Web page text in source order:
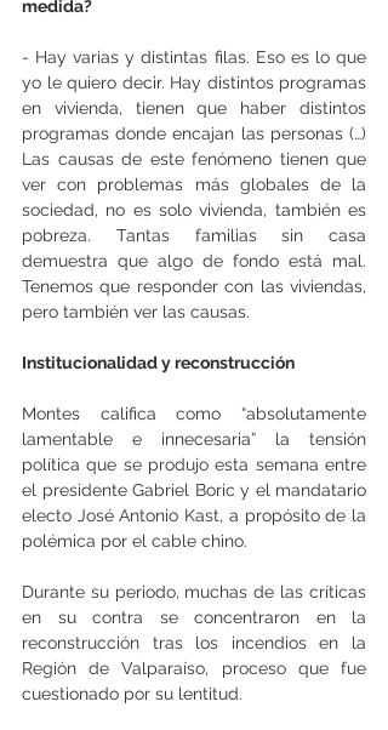
medida?
- Hay varias y distintas filas. Eso es lo que
yo le quiero decir. Hay distintos programas
en vivienda, tienen que haber distintos
programas donde encajan las personas (…)
Las causas de este fenómeno tienen que
ver con problemas más globales de la
sociedad, no es solo vivienda, también es
pobreza. Tantas familias sin casa
demuestra que algo de fondo está mal.
Tenemos que responder con las viviendas,
pero también ver las causas.
Institucionalidad y reconstrucción
Montes califica como “absolutamente
lamentable e innecesaria” la tensión
política que se produjo esta semana entre
el presidente Gabriel Boric y el mandatario
electo José Antonio Kast, a propósito de la
polémica por el cable chino.
Durante su periodo, muchas de las críticas
en su contra se concentraron en la
reconstrucción tras los incendios en la
Región de Valparaíso, proceso que fue
cuestionado por su lentitud.